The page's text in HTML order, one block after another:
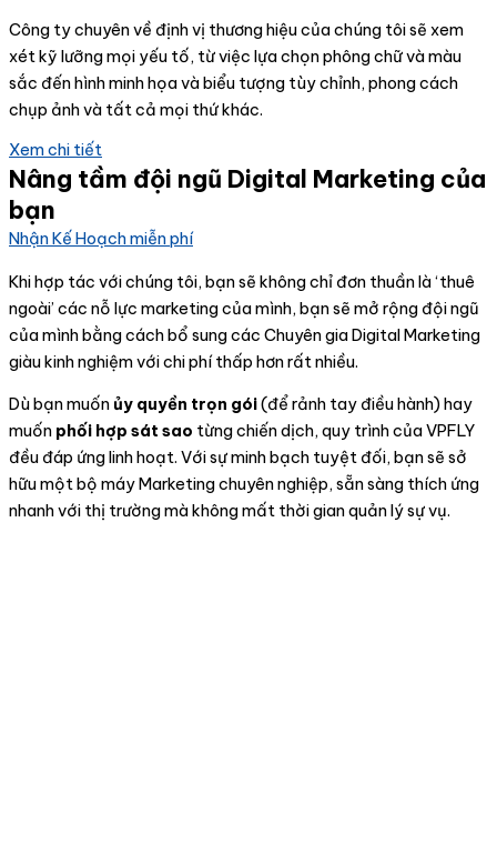
Công ty chuyên về định vị thương hiệu của chúng tôi sẽ xem
xét kỹ lưỡng mọi yếu tố, từ việc lựa chọn phông chữ và màu
sắc đến hình minh họa và biểu tượng tùy chỉnh, phong cách
chụp ảnh và tất cả mọi thứ khác.
Xem chi tiết
Nâng tầm đội ngũ Digital Marketing của
bạn
Nhận Kế Hoạch miễn phí
Khi hợp tác với chúng tôi, bạn sẽ không chỉ đơn thuần là ‘thuê
ngoài’ các nỗ lực marketing của mình, bạn sẽ mở rộng đội ngũ
của mình bằng cách bổ sung các Chuyên gia Digital Marketing
giàu kinh nghiệm với chi phí thấp hơn rất nhiều.
Dù bạn muốn ủy quyền trọn gói(để rảnh tay điều hành) hay
muốn phối hợp sát sao từng chiến dịch, quy trình của VPFLY
đều đáp ứng linh hoạt. Với sự minh bạch tuyệt đối, bạn sẽ sở
hữu một bộ máy Marketing chuyên nghiệp, sẵn sàng thích ứng
nhanh với thị trường mà không mất thời gian quản lý sự vụ.